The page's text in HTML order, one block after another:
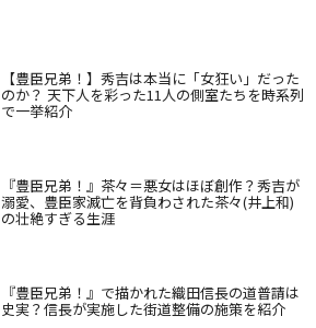
【豊臣兄弟！】秀吉は本当に「女狂い」だった
のか？ 天下人を彩った11人の側室たちを時系列
で一挙紹介
『豊臣兄弟！』茶々＝悪女はほぼ創作？秀吉が
溺愛、豊臣家滅亡を背負わされた茶々(井上和)
の壮絶すぎる生涯
『豊臣兄弟！』で描かれた織田信長の道普請は
史実？信長が実施した街道整備の施策を紹介